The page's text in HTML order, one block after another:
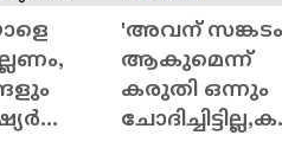
'അവന് സങ്കടം
ആകുമെന്ന്
കരുതി ഒന്നും